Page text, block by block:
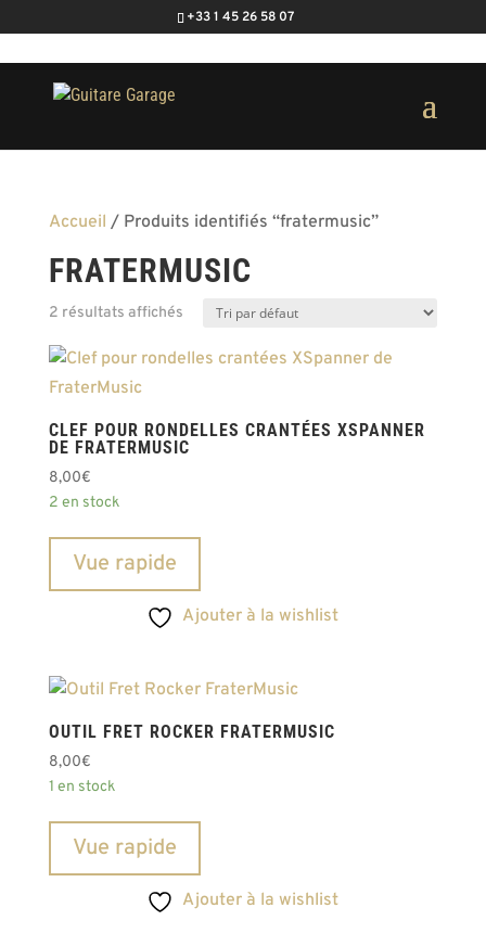
+33 1 45 26 58 07
Accueil / Produits identifiés “fratermusic”
FRATERMUSIC
2 résultats affichés
CLEF POUR RONDELLES CRANTÉES XSPANNER
DE FRATERMUSIC
8,00€
2 en stock
Vue rapide
Ajouter à la wishlist
OUTIL FRET ROCKER FRATERMUSIC
8,00€
1 en stock
Vue rapide
Ajouter à la wishlist